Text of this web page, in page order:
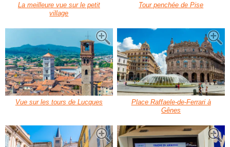
La meilleure vue sur le petit
village
Tour penchée de Pise
Vue sur les tours de Lucques
Place Raffaele-de-Ferrari à
Gênes